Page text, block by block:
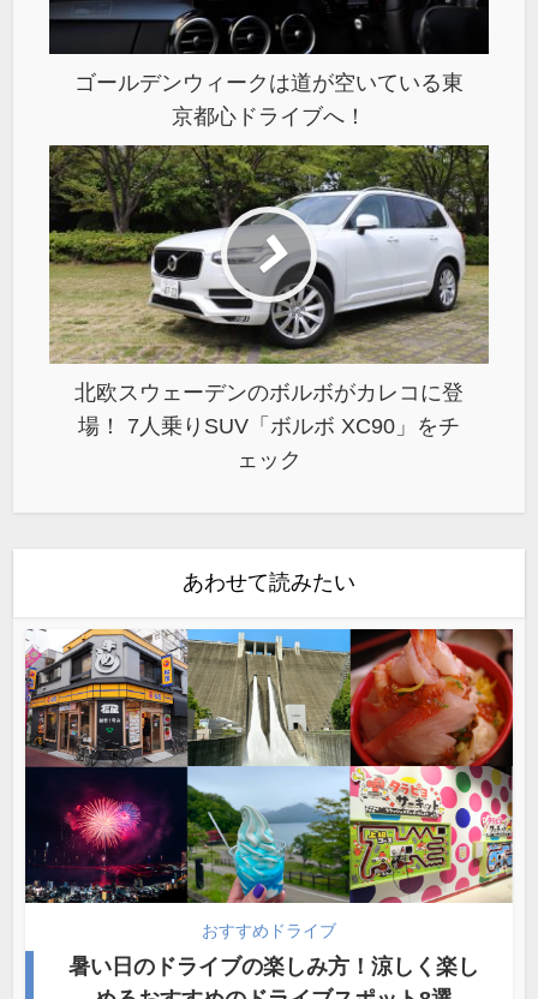
ゴールデンウィークは道が空いている東
京都心ドライブへ！
北欧スウェーデンのボルボがカレコに登
場！ 7人乗りSUV「ボルボ XC90」をチ
ェック
あわせて読みたい
おすすめドライブ
暑い日のドライブの楽しみ方！涼しく楽し